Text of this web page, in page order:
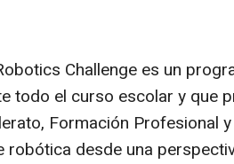
Challenge es un
todo el curso escolar y que
Formación Profesional
robótica desde una